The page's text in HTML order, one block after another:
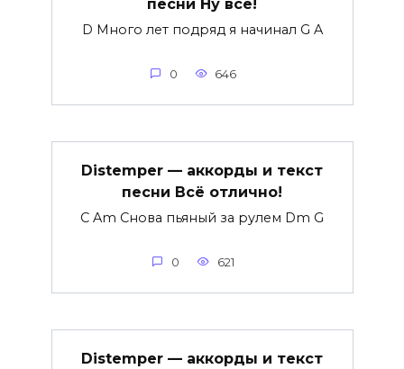
песни Ну всё!
D Много лет подряд я начинал G A
0 646
Distemper — аккорды и текст
песни Всё отлично!
C Am Снова пьяный за рулем Dm G
0 621
Distemper — аккорды и текст